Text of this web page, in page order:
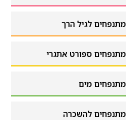
מתנפחים לבריכה
מתנפחים לגיל הרך
מתנפחים ספורט אתגרי
מתנפחים מים
מתנפחים מים
מתנפחים להשכרה